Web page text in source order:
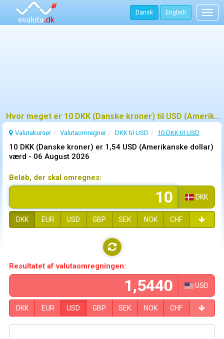
Dansk English
Hvor meget er 10 DKK (Danske kroner) til USD (Amerikanske dollar)?
Valutakurser Valutaomregner DKK til USD 10 DKK til USD
10 DKK (Danske kroner) er 1,54 USD (Amerikanske dollar)
værd - 06 August 2026
Beløb, der skal omregnes:
DKK
DKK EUR USD GBP SEK NOK CHF
Resultatet af valutaomregningen:
USD
DKK EUR USD GBP SEK NOK CHF